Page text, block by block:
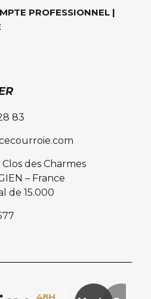
PROFESSIONNEL |
83
des Charmes
– France
de 15.000